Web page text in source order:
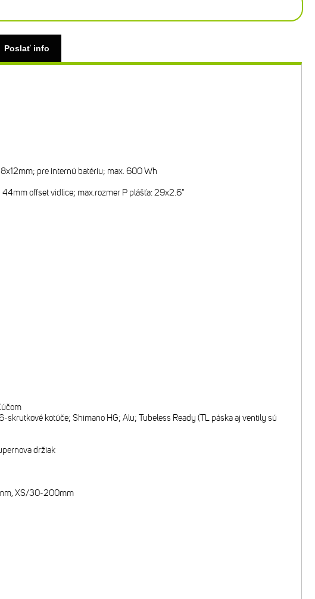
Poslať info
pre internú batériu; max. 600 Wh
offset vidlice; max.rozmer P plášťa: 29x2.6"
kotúče; Shimano HG; Alu; Tubeless Ready (TL páska aj ventily sú
držiak
XS/30-200mm